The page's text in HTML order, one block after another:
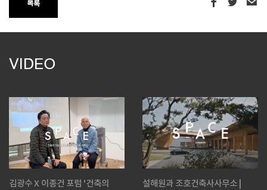
목록
VIDEO
김광수 X 이종건 포럼 '건축의
설해원과 조호건축사사무소 |